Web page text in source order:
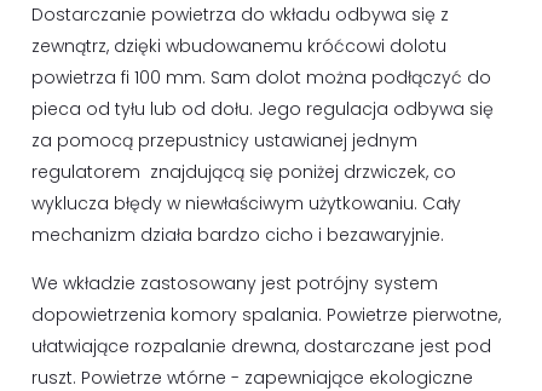
Dostarczanie powietrza do wkładu odbywa się z
zewnątrz, dzięki wbudowanemu króćcowi dolotu
powietrza fi 100 mm. Sam dolot można podłączyć do
pieca od tyłu lub od dołu. Jego regulacja odbywa się
za pomocą przepustnicy ustawianej jednym
regulatorem znajdującą się poniżej drzwiczek, co
wyklucza błędy w niewłaściwym użytkowaniu. Cały
mechanizm działa bardzo cicho i bezawaryjnie.
We wkładzie zastosowany jest potrójny system
dopowietrzenia komory spalania. Powietrze pierwotne,
ułatwiające rozpalanie drewna, dostarczane jest pod
ruszt. Powietrze wtórne - zapewniające ekologiczne